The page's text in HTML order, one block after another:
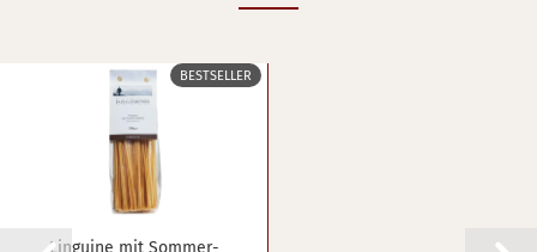
BESTSELLER
Lin­gui­ne mit Som­mer­